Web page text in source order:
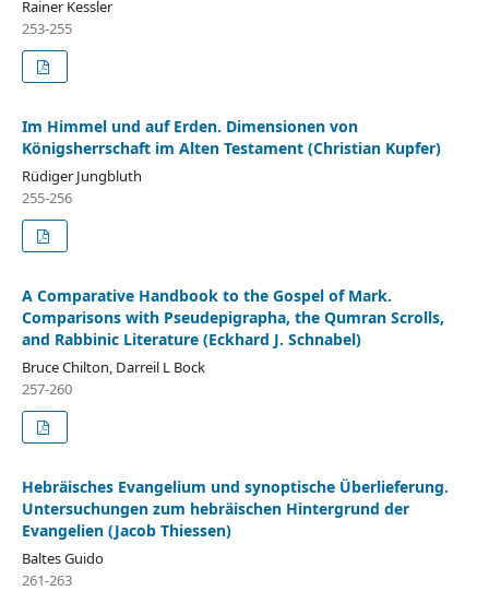
Rainer Kessler
253-255
Im Himmel und auf Erden. Dimensionen von
Königsherrschaft im Alten Testament (Christian Kupfer)
Rüdiger Jungbluth
255-256
A Comparative Handbook to the Gospel of Mark.
Comparisons with Pseudepigrapha, the Qumran Scrolls,
and Rabbinic Literature (Eckhard J. Schnabel)
Bruce Chilton, Darreil L Bock
257-260
Hebräisches Evangelium und synoptische Überlieferung.
Untersuchungen zum hebräischen Hintergrund der
Evangelien (Jacob Thiessen)
Baltes Guido
261-263